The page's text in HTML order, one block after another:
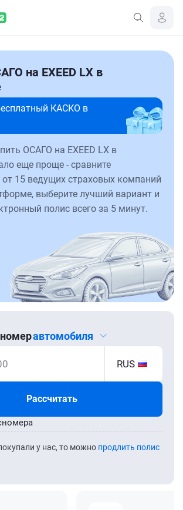
на EXEED LX в
КАСКО в
ОСАГО на EXEED LX в
еще проще - сравните
15 ведущих страховых компаний
выберите лучший вариант и
полис всего за 5 минут.
автомобиля
RUS
Рассчитать
у нас, то можно продлить полис